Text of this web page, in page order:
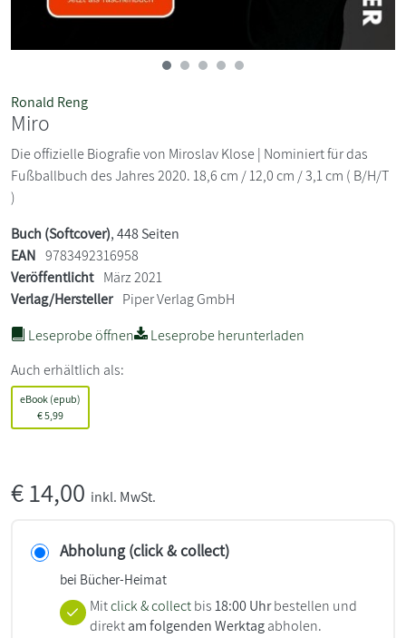
Ronald Reng
Miro
Die offizielle Biografie von Miroslav Klose | Nominiert für das
Fußballbuch des Jahres 2020. 18,6 cm / 12,0 cm / 3,1 cm ( B/H/T
)
Buch (Softcover), 448 Seiten
EAN 9783492316958
Veröffentlicht März 2021
Verlag/Hersteller Piper Verlag GmbH
Leseprobe öffnen
Leseprobe herunterladen
Auch erhältlich als:
eBook (epub)
€5,99
€14,00 inkl. MwSt.
Abholung (click & collect)
bei Bücher-Heimat
Mitclick & collect bis18:00 Uhrbestellen und
direktam folgenden Werktagabholen.